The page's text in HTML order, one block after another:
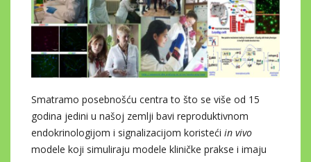
Smatramo posebnošću centra to što se više od 15
godina jedini u našoj zemlji bavi reproduktivnom
endokrinologijom i signalizacijom koristeći in vivo
modele koji simuliraju modele kliničke prakse i imaju